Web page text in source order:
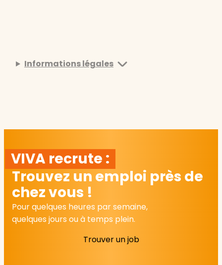
Informations légales
VIVA recrute :
Trouvez un emploi près de
chez vous !
Pour quelques heures par semaine,
quelques jours ou à temps plein.
Trouver un job